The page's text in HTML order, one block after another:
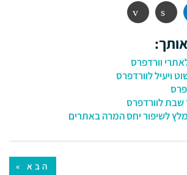
הדפסה אימייל
וורדפרס
לוורדפרס
לוורדפרס
לשיפור יחס המרה באתרים
הבא »